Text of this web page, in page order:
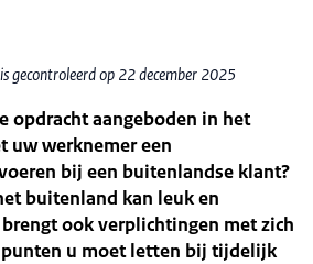
gecontroleerd op 22 december 2025
opdracht aangeboden in het
uw werknemer een
bij een buitenlandse klant?
buitenland kan leuk en
ook verplichtingen met zich
punten u moet letten bij tijdelijk